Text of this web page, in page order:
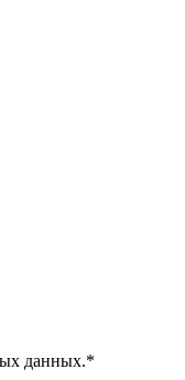
данных.*